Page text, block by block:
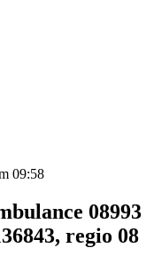
09:58
08993
regio 08